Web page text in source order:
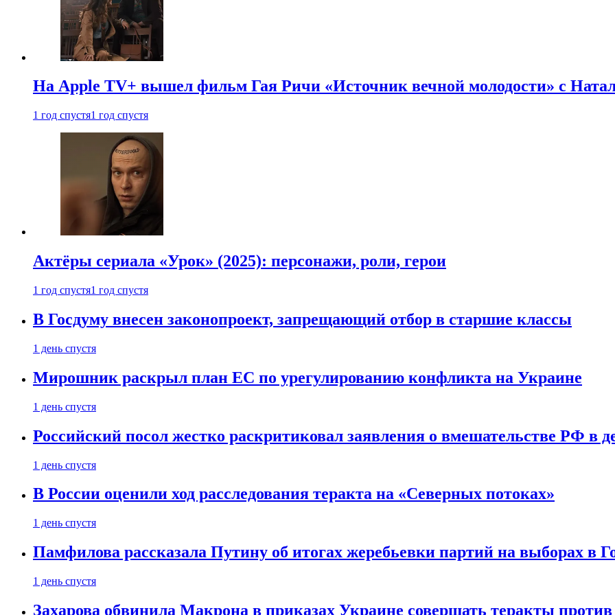
На Apple TV+ вышел фильм Гая Ричи «Источник вечной молодости» с
1 год спустя1 год спустя
Актёры сериала «Урок» (2025): персонажи, роли, герои
1 год спустя1 год спустя
В Госдуму внесен законопроект, запрещающий отбор в старшие классы
1 день спустя
Мирошник раскрыл план ЕС по урегулированию конфликта на Украине
1 день спустя
Российский посол жестко раскритиковал заявления о вмешательстве РФ в
1 день спустя
В России оценили ход расследования теракта на «Северных потоках»
1 день спустя
Памфилова рассказала Путину об итогах жеребьевки партий на выборах в
1 день спустя
Захарова обвинила Макрона в приказах Украине совершать теракты против